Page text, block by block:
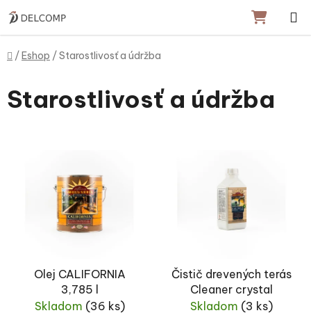
Domov
/Eshop /Starostlivosť a údržba
Starostlivosť a údržba
Olej CALIFORNIA
3,785 l
Skladom (36 ks)
Čistič drevených terás
Cleaner crystal
Skladom (3 ks)